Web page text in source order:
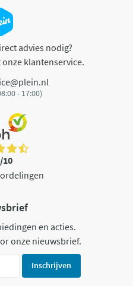
advies nodig?
klantenservice.
- 17:00)
10
en acties.
onze nieuwsbrief.
Inschrijven